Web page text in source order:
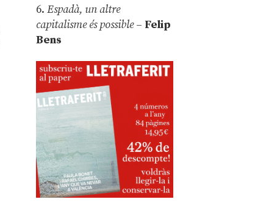
6.Espadà, un altre
capitalisme és possible – Felip
Bens